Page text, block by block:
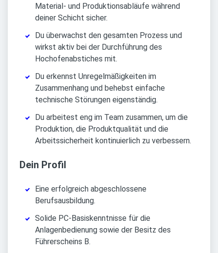
Material- und Produktionsabläufe während
deiner Schicht sicher.
Du überwachst den gesamten Prozess und
wirkst aktiv bei der Durchführung des
Hochofenabstiches mit.
Du erkennst Unregelmäßigkeiten im
Zusammenhang und behebst einfache
technische Störungen eigenständig.
Du arbeitest eng im Team zusammen, um die
Produktion, die Produktqualität und die
Arbeitssicherheit kontinuierlich zu verbessern.
Dein Profil
Eine erfolgreich abgeschlossene
Berufsausbildung.
Solide PC-Basiskenntnisse für die
Anlagenbedienung sowie der Besitz des
Führerscheins B.